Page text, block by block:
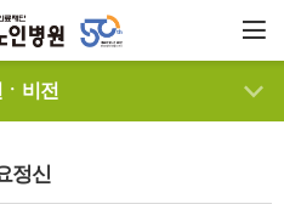
ㆍ비전
정신